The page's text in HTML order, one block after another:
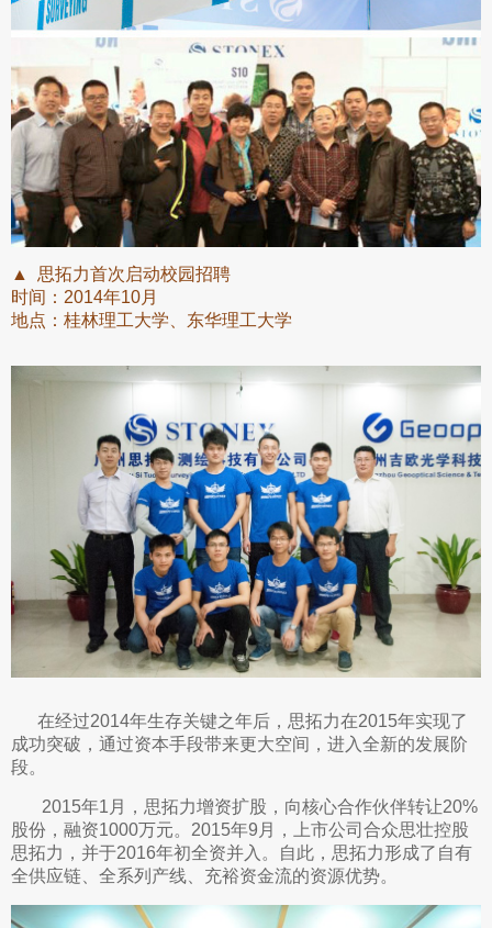
▲ 思拓力首次启动校园招聘
时间：2014年10月
地点：桂林理工大学、东华理工大学
在经过2014年生存关键之年后，思拓力在2015年实现了
成功突破，通过资本手段带来更大空间，进入全新的发展阶
段。
2015年1月，思拓力增资扩股，向核心合作伙伴转让20%
股份，融资1000万元。2015年9月，上市公司合众思壮控股
思拓力，并于2016年初全资并入。自此，思拓力形成了自有
全供应链、全系列产线、充裕资金流的资源优势。